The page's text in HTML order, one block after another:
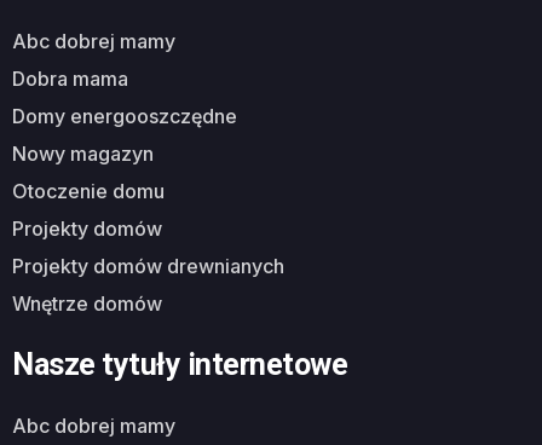
abc dobrej mamy
dobra mama
domy energooszczędne
nowy magazyn
otoczenie domu
projekty domów
projekty domów drewnianych
wnętrze domów
Nasze tytuły internetowe
abc dobrej mamy